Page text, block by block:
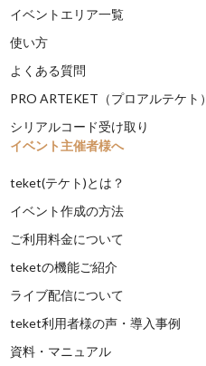
イベントエリア一覧
使い方
よくある質問
PRO ARTEKET（プロアルテケト）
シリアルコード受け取り
イベント主催者様へ
teket(テケト)とは？
イベント作成の方法
ご利用料金について
teketの機能ご紹介
ライブ配信について
teket利用者様の声・導入事例
資料・マニュアル